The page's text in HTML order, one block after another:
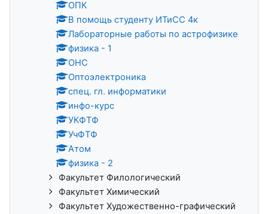
ОПК
В помощь студенту ИТиСС 4к
Лабораторные работы по астрофизике
физика - 1
ОНС
Оптоэлектроника
спец. гл. информатики
инфо-курс
УКФТФ
УчФТФ
Атом
физика - 2
Факультет Филологический
Факультет Химический
Факультет Художественно-графический